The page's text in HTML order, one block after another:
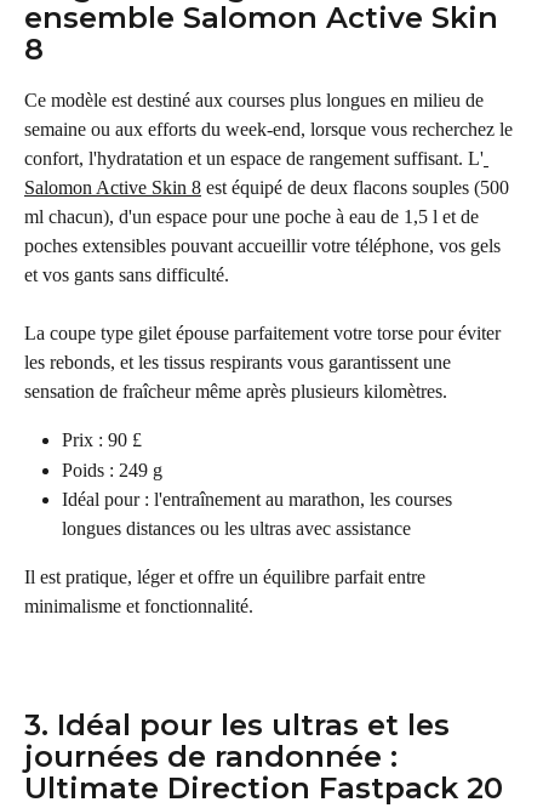
ensemble Salomon Active Skin
8
Ce modèle est destiné aux courses plus longues en milieu de
semaine ou aux efforts du week-end, lorsque vous recherchez le
confort, l'hydratation et un espace de rangement suffisant. L'
Salomon Active Skin 8 est équipé de deux flacons souples (500
ml chacun), d'un espace pour une poche à eau de 1,5 l et de
poches extensibles pouvant accueillir votre téléphone, vos gels
et vos gants sans difficulté.
La coupe type gilet épouse parfaitement votre torse pour éviter
les rebonds, et les tissus respirants vous garantissent une
sensation de fraîcheur même après plusieurs kilomètres.
Prix : 90 £
Poids : 249 g
Idéal pour : l'entraînement au marathon, les courses
longues distances ou les ultras avec assistance
Il est pratique, léger et offre un équilibre parfait entre
minimalisme et fonctionnalité.
3. Idéal pour les ultras et les
journées de randonnée :
Ultimate Direction Fastpack 20